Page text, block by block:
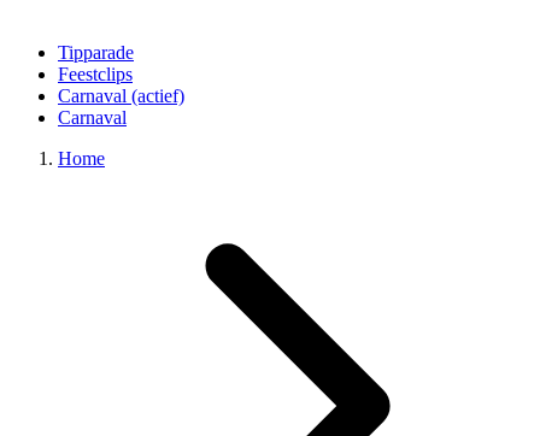
Tipparade
Feestclips
Carnaval (actief)
Carnaval
Home